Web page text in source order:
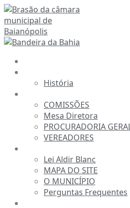
Ir
para
o
conteúdo
História
COMISSÕES
Mesa Diretora
PROCURADORIA
VEREADORES
Lei Aldir Blanc
MAPA DO SITE
O MUNICÍPIO
Perguntas Frequentes